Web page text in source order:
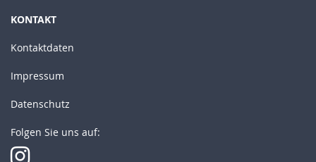
KONTAKT
Kontaktdaten
Impressum
Datenschutz
Folgen Sie uns auf: